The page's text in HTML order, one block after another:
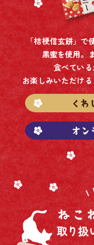
「桔梗信玄餅」で
黒蜜を使用。
食べてい
お楽しみいただけ